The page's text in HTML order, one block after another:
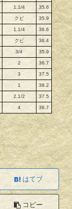
1.1/4 35.6
クビ 35.9
1.1/4 36.6
クビ 36.4
3/4 35.9
2 36.7
3 37.5
1 38.2
2.1/2 37.5
4 38.7
はてブ
コピー